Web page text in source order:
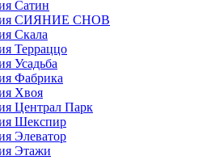
Сатин
СИЯНИЕ СНОВ
Скала
Терраццо
Усадьба
Фабрика
Хвоя
Централ Парк
Шекспир
Элеватор
Этажи